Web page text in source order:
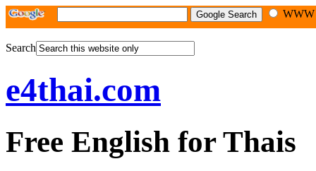
Search
e4thai.com
Free English for Thais